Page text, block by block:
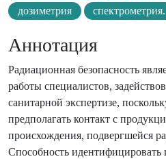
дозиметрия
спектрометрия.
Аннотация
Радиационная безопасность
работы специалистов,
санитарной экспертизе,
предполагать контакт с
происхождения, подвергшейся
Способность